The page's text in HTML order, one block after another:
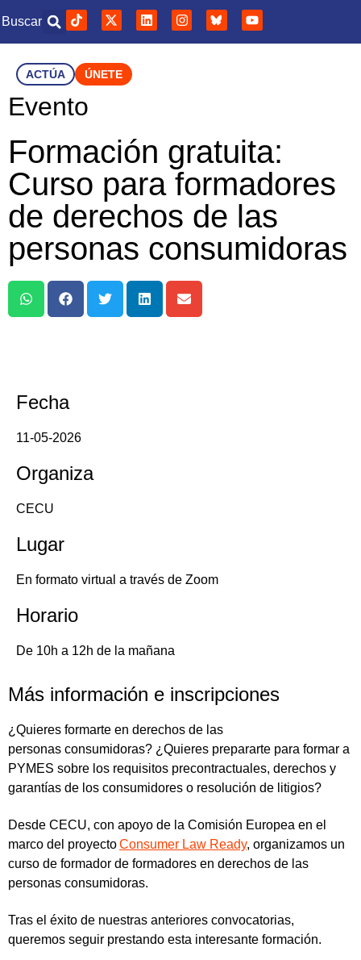
Buscar
ACTÚA ÚNETE
Evento
Formación gratuita:
Curso para formadores
de derechos de las
personas consumidoras
Fecha
11-05-2026
Organiza
CECU
Lugar
En formato virtual a través de Zoom
Horario
De 10h a 12h de la mañana
Más información e inscripciones
¿Quieres formarte en derechos de las
personas consumidoras? ¿Quieres prepararte para formar a
PYMES sobre los requisitos precontractuales, derechos y
garantías de los consumidores o resolución de litigios?
Desde CECU, con apoyo de la Comisión Europea en el
marco del proyectoConsumer Law Ready, organizamos un
curso de formador de formadores en derechos de las
personas consumidoras.
Tras el éxito de nuestras anteriores convocatorias,
queremos seguir prestando esta interesante formación.